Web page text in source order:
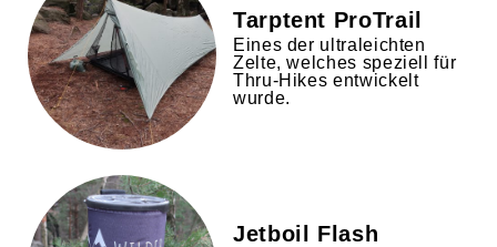
Tarptent ProTrail
Eines der ultraleichten
Zelte, welches speziell für
Thru-Hikes entwickelt
wurde.
Jetboil Flash